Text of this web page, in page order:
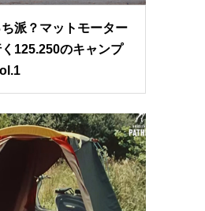
派？マットモーター
125.250のキャンプ